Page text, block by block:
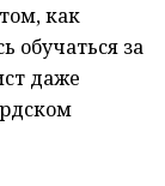
как
обучаться за
даже